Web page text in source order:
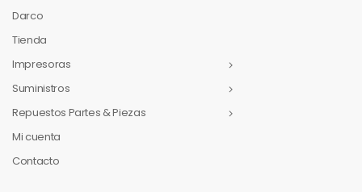
Darco
Tienda
Impresoras
Suministros
Repuestos Partes & Piezas
Mi cuenta
Contacto